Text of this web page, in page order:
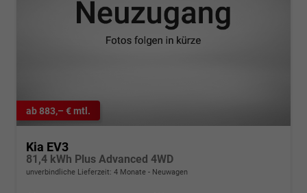
ab 883,– € mtl.
Kia EV3
81,4 kWh Plus Advanced 4WD
unverbindliche Lieferzeit: 4 Monate Neuwagen